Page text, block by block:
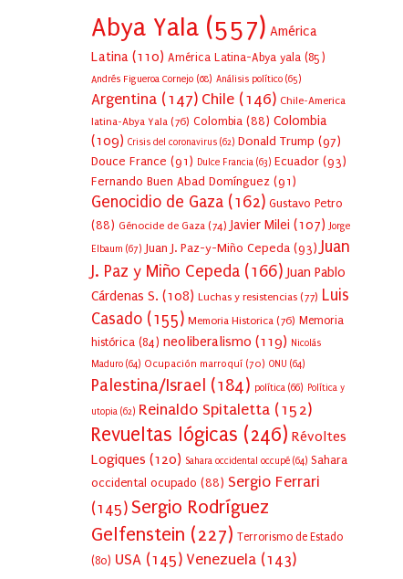
Abya Yala (557) América
Latina (110) América Latina-Abya yala (85)
Andrés Figueroa Cornejo (68) Análisis político (65)
Argentina (147) Chile (146) Chile-America
latina-Abya Yala (76) Colombia (88) Colombia
(109) Crisis del coronavirus (62) Donald Trump (97)
Douce France (91) Dulce Francia (63) Ecuador (93)
Fernando Buen Abad Domínguez (91)
Genocidio de Gaza (162) Gustavo Petro
(88) Génocide de Gaza (74) Javier Milei (107) Jorge
Elbaum (67) Juan J. Paz-y-Miño Cepeda (93) Juan
J. Paz y Miño Cepeda (166) Juan Pablo
Cárdenas S. (108) Luchas y resistencias (77) Luis
Casado (155) Memoria Historica (76) Memoria
histórica (84) neoliberalismo (119) Nicolás
Maduro (64) Ocupación marroquí (70) ONU (64)
Palestina/Israel (184) política (66) Política y
utopia (62) Reinaldo Spitaletta (152)
Revueltas lógicas (246) Révoltes
Logiques (120) Sahara occidental occupé (64) Sahara
occidental ocupado (88) Sergio Ferrari
(145) Sergio Rodríguez
Gelfenstein (227) Terrorismo de Estado
(80) USA (145) Venezuela (143)